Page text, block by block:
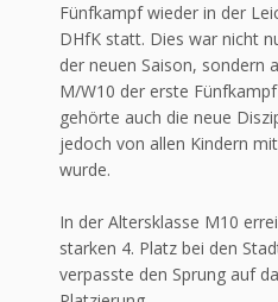
Fünfkampf wieder in der
DHfK statt. Dies war nicht
der neuen Saison, sondern
M/W10 der erste
gehörte auch die neue
jedoch von allen Kindern
wurde.
In der Altersklasse M10
starken 4. Platz bei den
verpasste den Sprung auf